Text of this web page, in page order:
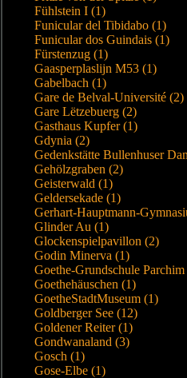
Fühlstein I (1)
Funicular del Tibidabo (1)
Funicular dos Guindais (1)
Fürstenzug (1)
Gaasperplaslijn M53 (1)
Gabelbach (1)
Gare de Belval-Université (2)
Gare Lëtzebuerg (2)
Gasthaus Kupfer (1)
Gdynia (2)
Gedenkstätte Bullenhuser
Gehölzgraben (2)
Geisterwald (1)
Geldersekade (1)
Gerhart-Hauptmann-
Glinder Au (1)
Glockenspielpavillon (2)
Godin Minerva (1)
Goethe-Grundschule
Goethehäuschen (1)
GoetheStadtMuseum (1)
Goldberger See (12)
Goldener Reiter (1)
Gondwanaland (3)
Gosch (1)
Gose-Elbe (1)